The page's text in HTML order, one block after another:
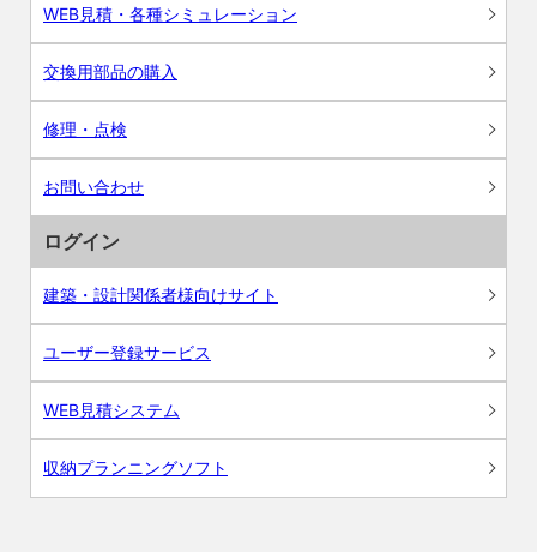
WEB見積・各種シミュレーション
交換用部品の購入
修理・点検
お問い合わせ
ログイン
建築・設計関係者様向けサイト
ユーザー登録サービス
WEB見積システム
収納プランニングソフト